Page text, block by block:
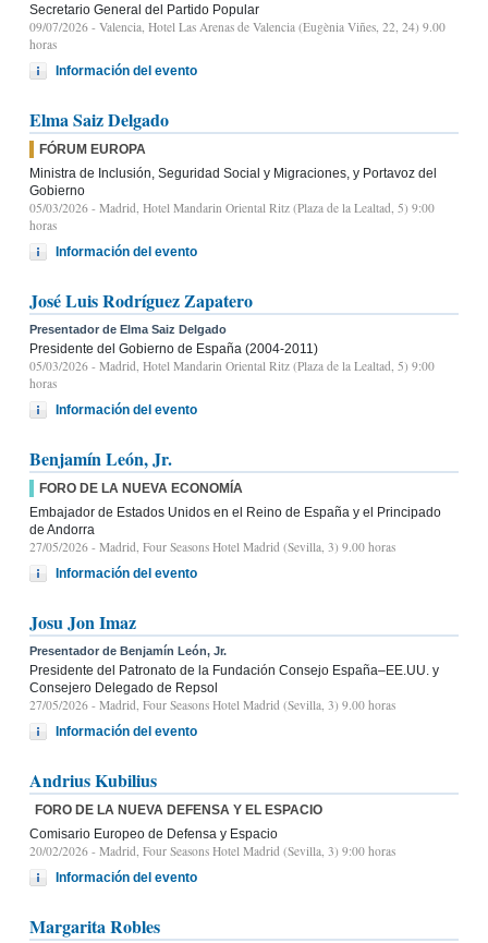
Secretario General del Partido Popular
09/07/2026 - Valencia, Hotel Las Arenas de Valencia (Eugènia Viñes, 22, 24) 9.00
horas
Información del evento
Elma Saiz Delgado
FÓRUM EUROPA
Ministra de Inclusión, Seguridad Social y Migraciones, y Portavoz del
Gobierno
05/03/2026 - Madrid, Hotel Mandarin Oriental Ritz (Plaza de la Lealtad, 5) 9:00
horas
Información del evento
José Luis Rodríguez Zapatero
Presentador de Elma Saiz Delgado
Presidente del Gobierno de España (2004-2011)
05/03/2026 - Madrid, Hotel Mandarin Oriental Ritz (Plaza de la Lealtad, 5) 9:00
horas
Información del evento
Benjamín León, Jr.
FORO DE LA NUEVA ECONOMÍA
Embajador de Estados Unidos en el Reino de España y el Principado
de Andorra
27/05/2026 - Madrid, Four Seasons Hotel Madrid (Sevilla, 3) 9.00 horas
Información del evento
Josu Jon Imaz
Presentador de Benjamín León, Jr.
Presidente del Patronato de la Fundación Consejo España–EE.UU. y
Consejero Delegado de Repsol
27/05/2026 - Madrid, Four Seasons Hotel Madrid (Sevilla, 3) 9.00 horas
Información del evento
Andrius Kubilius
FORO DE LA NUEVA DEFENSA Y EL ESPACIO
Comisario Europeo de Defensa y Espacio
20/02/2026 - Madrid, Four Seasons Hotel Madrid (Sevilla, 3) 9:00 horas
Información del evento
Margarita Robles